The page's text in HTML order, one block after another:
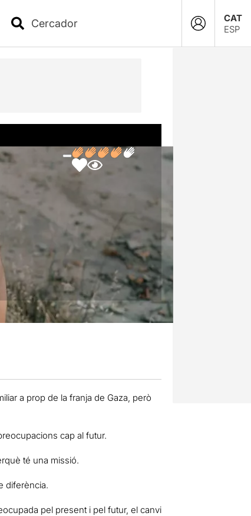
CAT
ESP
a prop de la franja de Gaza, però
cap al futur.
té una missió.
diferència.
pel present i pel futur, el canvi